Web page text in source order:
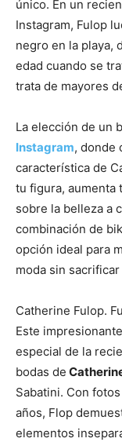
único. En un
Instagram, Fulop
negro en la playa,
edad cuando se
trata de mayores
La elección de un
Instagram, donde
característica de
tu figura, aumenta
sobre la belleza a
combinación de
opción ideal para
moda sin
Catherine Fulop.
Este
especial de la
bodas de
Sabatini. Con
años, Flop
elementos